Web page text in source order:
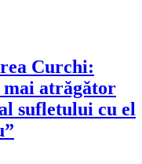
Curchi:
mai atrăgător
sufletului cu el